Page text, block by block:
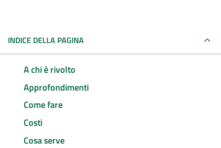
INDICE DELLA PAGINA
A chi è rivolto
Approfondimenti
Come fare
Costi
Cosa serve